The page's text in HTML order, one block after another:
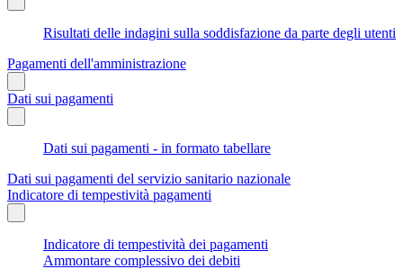
Risultati delle indagini sulla soddisfazione da parte degli utenti
Pagamenti dell'amministrazione
Dati sui pagamenti
Dati sui pagamenti - in formato tabellare
Dati sui pagamenti del servizio sanitario nazionale
Indicatore di tempestività pagamenti
Indicatore di tempestività dei pagamenti
Ammontare complessivo dei debiti